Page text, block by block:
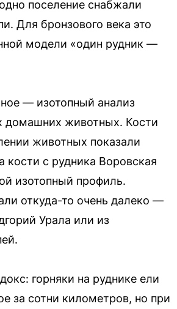
поселение снабжали
Для бронзового века это
модели «один рудник —
— изотопный анализ
домашних животных. Кости
животных показали
кости с рудника Воровская
изотопный профиль.
откуда-то очень далеко —
Урала или из
горняки на руднике ели
за сотни километров, но при